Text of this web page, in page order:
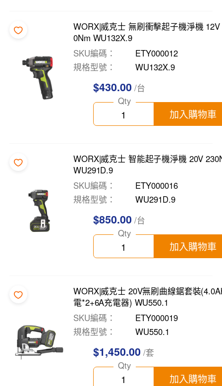
WORX|威克士 無刷衝擊起子機淨機 12V
0Nm WU132X.9
SKU編碼
ETY000012
規格型號
WU132X.9
$430.00 /台
Qty
加入購物車
WORX|威克士 智能起子機淨機 20V
WU291D.9
SKU編碼
ETY000016
規格型號
WU291D.9
$850.00 /台
Qty
加入購物車
WORX|威克士 20V無刷曲線鋸套裝
電*2+6A充電器) WU550.1
SKU編碼
ETY000019
規格型號
WU550.1
$1,450.00 /套
Qty
加入購物車